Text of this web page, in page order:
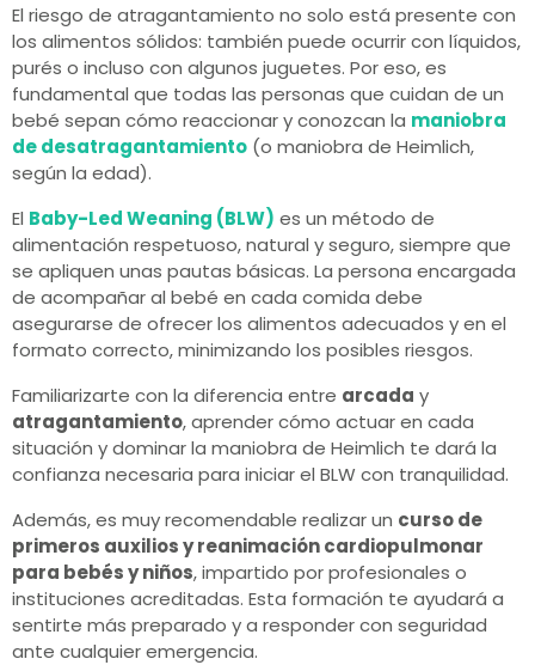
El riesgo de atragantamiento no solo está presente con
los alimentos sólidos: también puede ocurrir con líquidos,
purés o incluso con algunos juguetes. Por eso, es
fundamental que todas las personas que cuidan de un
bebé sepan cómo reaccionar y conozcan la maniobra
de desatragantamiento (o maniobra de Heimlich,
según la edad).
El Baby-Led Weaning (BLW) es un método de
alimentación respetuoso, natural y seguro, siempre que
se apliquen unas pautas básicas. La persona encargada
de acompañar al bebé en cada comida debe
asegurarse de ofrecer los alimentos adecuados y en el
formato correcto, minimizando los posibles riesgos.
Familiarizarte con la diferencia entre arcada y
atragantamiento, aprender cómo actuar en cada
situación y dominar la maniobra de Heimlich te dará la
confianza necesaria para iniciar el BLW con tranquilidad.
Además, es muy recomendable realizar un curso de
primeros auxilios y reanimación cardiopulmonar
para bebés y niños, impartido por profesionales o
instituciones acreditadas. Esta formación te ayudará a
sentirte más preparado y a responder con seguridad
ante cualquier emergencia.